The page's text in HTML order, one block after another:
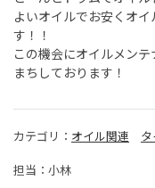
よいオイルでお安くオ
す！！
この機会にオイルメン
まちしております！
カテゴリ： オイル関連
担当：小林